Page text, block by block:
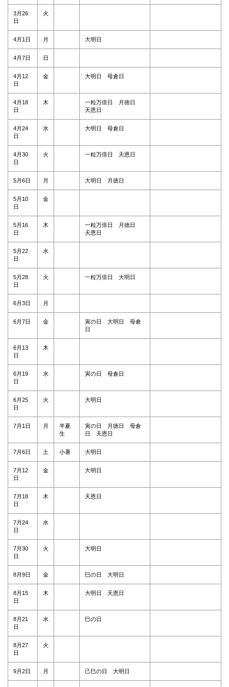
3月26
日
火
4月1日 月 大明日
4月7日 日
4月12
日
金 大明日 母倉日
4月18
日
木
一粒万倍日 月徳日
天恩日
4月24
日
水 大明日 母倉日
4月30
日
火 一粒万倍日 天恩日
5月6日 月 大明日 月徳日
5月10
日
金
5月16
日
木
一粒万倍日 月徳日
天恩日
5月22
日
水
5月28
日
火 一粒万倍日 大明日
6月3日 月
6月7日 金
寅の日 大明日 母倉
日
6月13
日
木
6月19
日
水 寅の日 母倉日
6月25
日
火 大明日
7月1日 月
半夏
生
寅の日 月徳日 母倉
日 天恩日
7月6日 土 小暑 大明日
7月12
日
金 大明日
7月18
日
木 天恩日
7月24
日
水
7月30
日
火 大明日
8月9日 金 巳の日 大明日
8月15
日
木 大明日 天恩日
8月21
日
水 巳の日
8月27
日
火
9月2日 月 己巳の日 大明日